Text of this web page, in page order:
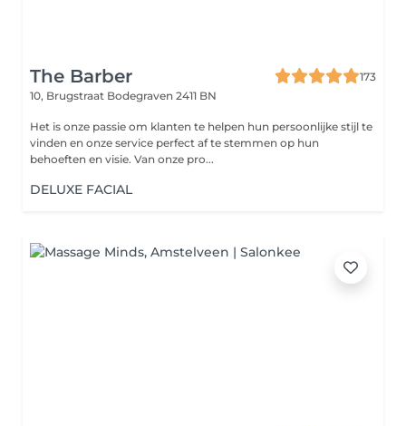
The Barber
173
10, Brugstraat Bodegraven 2411 BN
Het is onze passie om klanten te helpen hun persoonlijke stijl te
vinden en onze service perfect af te stemmen op hun
behoeften en visie. Van onze pro...
DELUXE FACIAL